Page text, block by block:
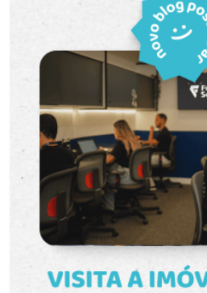
funcional e versátil, ideal
segmentos profissionais.
principal, dois banheiros e
proporciona melhor
natural ao ambiente. Ambientes: 1 sala e 2
banheiros. Distribuição: O espaço possui um
ambiente principal com
diferentes configurações
necessidade da atividade
Funcionalidades: Sacada,
controle de acesso para
e interfone. Diferenciais: A sacada proporciona
mais conforto ao ambiente
localização em frente ao
Federal e a apenas uma